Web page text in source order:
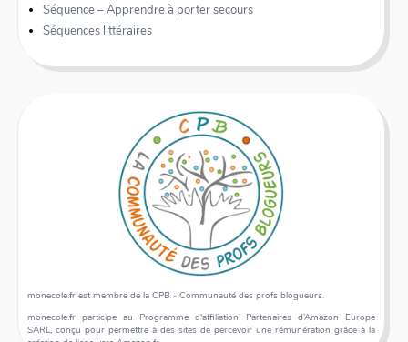
Séquence – Apprendre à porter secours
Séquences littéraires
monecole.fr est membre de la CPB - Communauté des profs blogueurs.
monecole.fr participe au Programme d'affiliation Partenaires d’Amazon Europe
SARL, conçu pour permettre à des sites de percevoir une rémunération grâce à la